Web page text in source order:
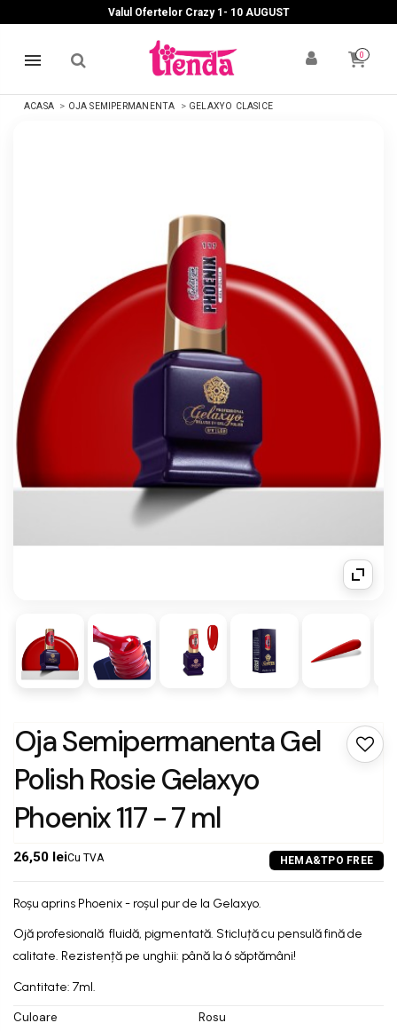
Valul Ofertelor Crazy 1- 10 AUGUST
0
ACASA OJA SEMIPERMANENTA GELAXYO CLASICE
Oja Semipermanenta Gel
Polish Rosie Gelaxyo
Phoenix 117 - 7 ml
26,50 leiCu TVA
Roșu aprins Phoenix - roșul pur de la Gelaxyo.
Ojă profesională fluidă, pigmentată. Sticluță cu pensulă fină de
calitate. Rezistență pe unghii: până la 6 săptămâni!
Cantitate: 7ml.
Culoare
Rosu